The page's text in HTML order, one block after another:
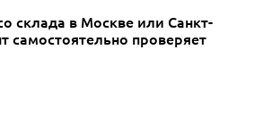
склада в Москве или Санкт-
самостоятельно проверяет